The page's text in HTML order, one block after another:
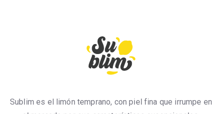
Sublim es el limón temprano, con piel fina que irrumpe en